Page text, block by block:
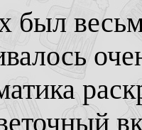
был